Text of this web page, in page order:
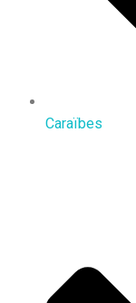
Caraïbes